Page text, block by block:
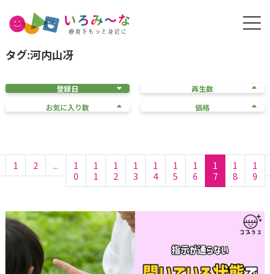
タグ:河内山冴
登録日
再生数
お気に入り数
価格
1 2 ...
1
0
1
1
1
2
1
3
1
4
1
5
1
6
1
7
1
8
1
9